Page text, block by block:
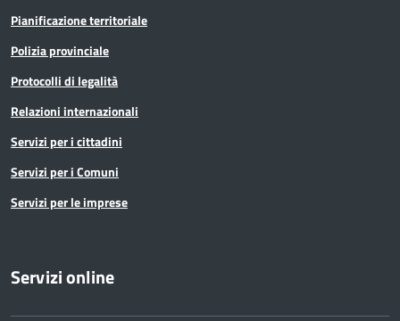
Pianificazione territoriale
Polizia provinciale
Protocolli di legalità
Relazioni internazionali
Servizi per i cittadini
Servizi per i Comuni
Servizi per le imprese
Servizi online